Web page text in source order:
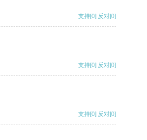
支持[0] 反对[0]
支持[0] 反对[0]
支持[0] 反对[0]